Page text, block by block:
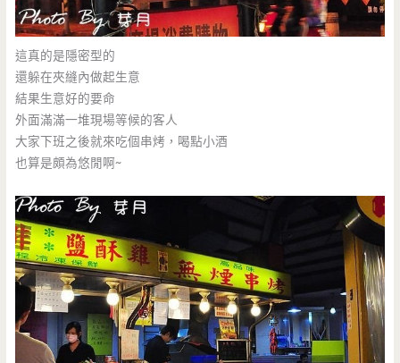
這真的是隱密型的
還躲在夾縫內做起生意
結果生意好的要命
外面滿滿一堆現場等候的客人
大家下班之後就來吃個串烤，喝點小酒
也算是頗為悠閒啊~